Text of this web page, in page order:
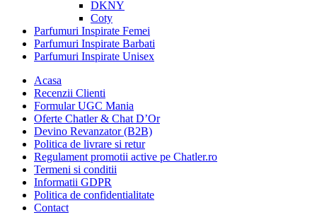
DKNY
Coty
Parfumuri Inspirate Femei
Parfumuri Inspirate Barbati
Parfumuri Inspirate Unisex
Acasa
Recenzii Clienti
Formular UGC Mania
Oferte Chatler & Chat D’Or
Devino Revanzator (B2B)
Politica de livrare si retur
Regulament promotii active pe Chatler.ro
Termeni si conditii
Informatii GDPR
Politica de confidentialitate
Contact